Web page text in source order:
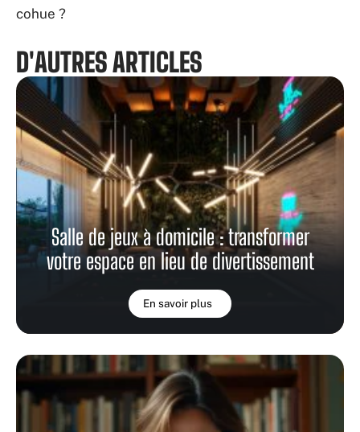
cohue ?
D'AUTRES ARTICLES
Salle de jeux à domicile : transformer
votre espace en lieu de divertissement
En savoir plus